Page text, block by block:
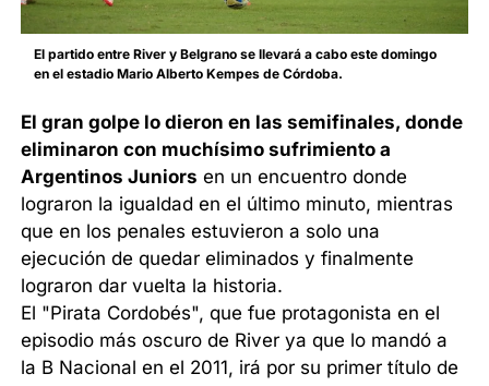
El partido entre River y Belgrano se llevará a cabo este domingo
en el estadio Mario Alberto Kempes de Córdoba.
El gran golpe lo dieron en las semifinales, donde
eliminaron con muchísimo sufrimiento a
Argentinos Juniors en un encuentro donde
lograron la igualdad en el último minuto, mientras
que en los penales estuvieron a solo una
ejecución de quedar eliminados y finalmente
lograron dar vuelta la historia.
El "Pirata Cordobés", que fue protagonista en el
episodio más oscuro de River ya que lo mandó a
la B Nacional en el 2011, irá por su primer título de